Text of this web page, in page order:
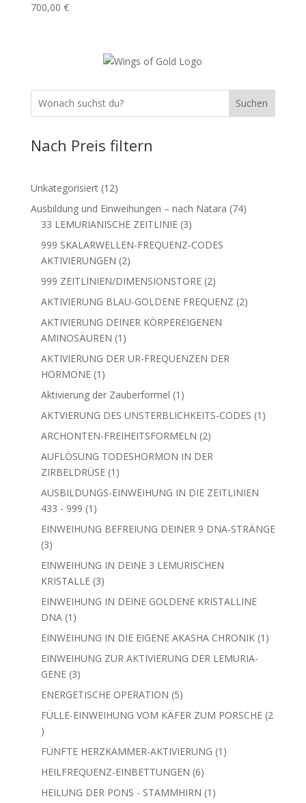
700,00 €
Suchen
Nach Preis filtern
Unkategorisiert 1212
Produkte
Ausbildung und Einweihungen – nach Natara 7474
33 LEMURIANISCHE ZEITLINIE 33
Produkte
999 SKALARWELLEN-FREQUENZ-CODES
AKTIVIERUNGEN 22
Produkte
999 ZEITLINIEN/DIMENSIONSTORE 22
Produkte
AKTIVIERUNG BLAU-GOLDENE FREQUENZ 22
AKTIVIERUNG DEINER KÖRPEREIGENEN
AMINOSÄUREN 1 1
Produkt
AKTIVIERUNG DER UR-FREQUENZEN DER
HORMONE 1 1
Produkt
Aktivierung der Zauberformel 1 1
Produkt
AKTVIERUNG DES UNSTERBLICHKEITS-CODES 1 1
ARCHONTEN-FREIHEITSFORMELN 22
Produkte
AUFLÖSUNG TODESHORMON IN DER
ZIRBELDRÜSE 1 1
Produkt
AUSBILDUNGS-EINWEIHUNG IN DIE ZEITLINIEN
433 - 999 1 1
Produkt
EINWEIHUNG BEFREIUNG DEINER 9 DNA-STRÄNGE
33
Produkte
EINWEIHUNG IN DEINE 3 LEMURISCHEN
KRISTALLE 33
Produkte
EINWEIHUNG IN DEINE GOLDENE KRISTALLINE
DNA 1 1
Produkt
EINWEIHUNG IN DIE EIGENE AKASHA CHRONIK 1 1
EINWEIHUNG ZUR AKTIVIERUNG DER LEMURIA-
GENE 33
Produkte
ENERGETISCHE OPERATION 55
Produkte
FÜLLE-EINWEIHUNG VOM KÄFER ZUM PORSCHE 2
2
Produkte
FÜNFTE HERZKAMMER-AKTIVIERUNG 1 1
HEILFREQUENZ-EINBETTUNGEN 66
Produkte
HEILUNG DER PONS - STAMMHIRN 1 1